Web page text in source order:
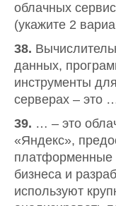
облачных
(укажите 2
38.
данных,
инструменты
серверах – это
39. … – это
«Яндекс»,
платформенные
бизнеса и
используют